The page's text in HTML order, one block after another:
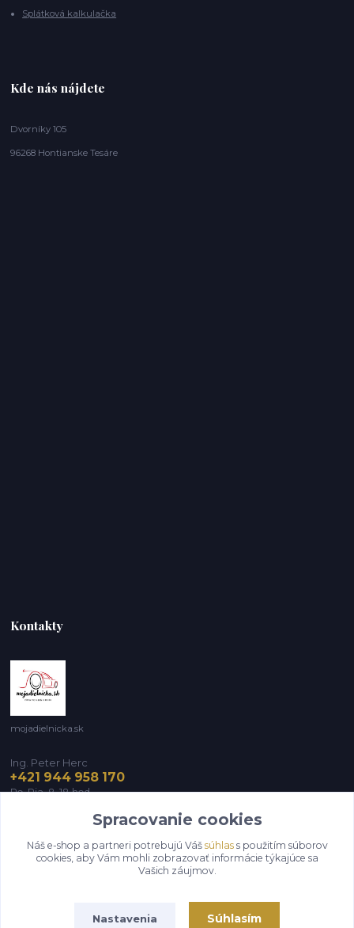
Splátková kalkulačka
Kde nás nájdete
Dvorníky 105
96268 Hontianske Tesáre
Kontakty
mojadielnicka.sk
Ing. Peter Herc
+421 944 958 170
Po-Pia, 8-18 hod.
infomojadielnicka@gmail.com
Spracovanie cookies
Náš e-shop a partneri potrebujú Váš súhlass použitím súborov
cookies, aby Vám mohli zobrazovať informácie týkajúce sa
Vašich záujmov.
Nastavenia Súhlasím